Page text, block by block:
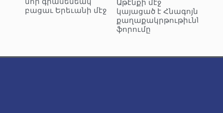
նոր գրասենեակ
բացաւ Երեւանի մէջ
Աթէնքի մէջ
կայացած է Հնագոյն
քաղաքակրթութիւններու
ֆորումը